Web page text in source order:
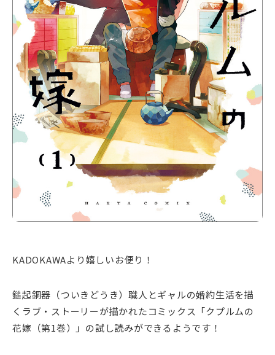
KADOKAWAより嬉しいお便り！
鎚起銅器（ついきどうき）職人とギャルの婚約生活を描
くラブ・ストーリーが描かれたコミックス「クプルムの
花嫁（第1巻）」の試し読みができるようです！